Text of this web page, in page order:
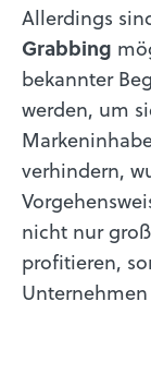
Allerdings
Grabbing
bekannter
werden, um
verhindern,
nicht nur
profitieren,